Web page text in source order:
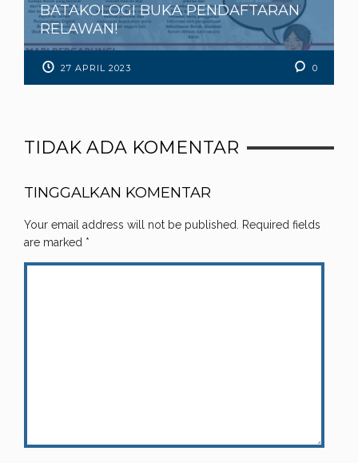
BATAKOLOGI BUKA PENDAFTARAN
RELAWAN!
27 APRIL 2023 0
TIDAK ADA KOMENTAR
TINGGALKAN KOMENTAR
Your email address will not be published. Required fields
are marked *